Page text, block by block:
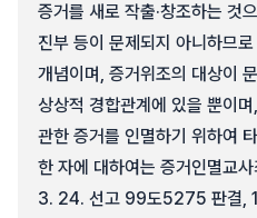
증거를 새로 작출·창조하는 것
진부 등이 문제되지 아니하므
개념이며, 증거위조의 대상이
상상적 경합관계에 있을 뿐이
관한 증거를 인멸하기 위하여
한 자에 대하여는 증거인멸교
3. 24. 선고 99도5275 판결,